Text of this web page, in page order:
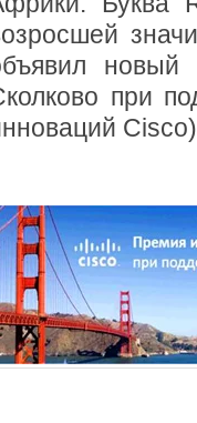
новый
при